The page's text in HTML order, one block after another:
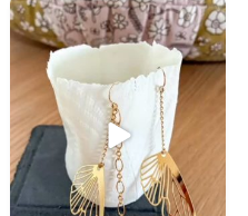
#swissmade...